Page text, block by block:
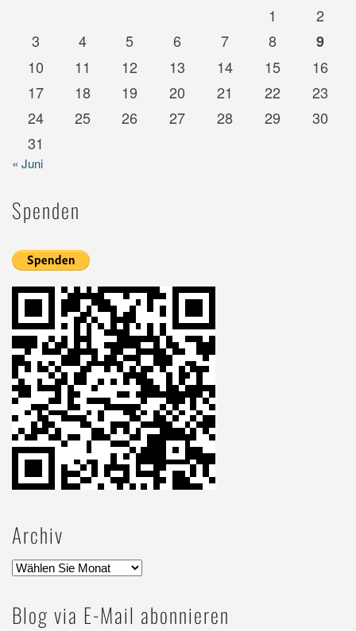
1
2
3
4 5 6 7 8
9
10
11 12 13 14 15
16
17
18 19 20 21 22
23
24
25 26 27 28 29
30
31
« Juni
Spenden
Archiv
Blog via E-Mail abonnieren